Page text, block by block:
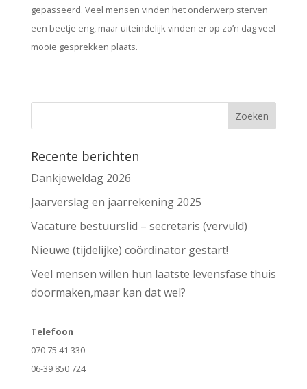
gepasseerd. Veel mensen vinden het onderwerp sterven
een beetje eng, maar uiteindelijk vinden er op zo’n dag veel
mooie gesprekken plaats.
Recente berichten
Dankjeweldag 2026
Jaarverslag en jaarrekening 2025
Vacature bestuurslid – secretaris (vervuld)
Nieuwe (tijdelijke) coördinator gestart!
Veel mensen willen hun laatste levensfase thuis
doormaken,maar kan dat wel?
Telefoon
070 75 41 330
06-39 850 724​